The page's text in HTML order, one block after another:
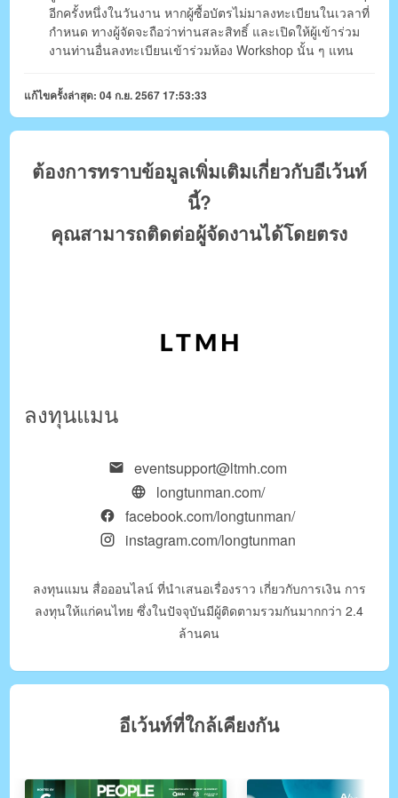
อีกครั้งหนึ่งในวันงาน หากผู้ซื้อบัตรไม่มาลงทะเบียนในเวลาที่
กำหนด ทางผู้จัดจะถือว่าท่านสละสิทธิ์ และเปิดให้ผู้เข้าร่วม
งานท่านอื่นลงทะเบียนเข้าร่วมห้อง Workshop นั้น ๆ แทน
แก้ไขครั้งล่าสุด: 04 ก.ย. 2567 17:53:33
ต้องการทราบข้อมูลเพิ่มเติมเกี่ยวกับอีเว้นท์
นี้?
คุณสามารถติดต่อผู้จัดงานได้โดยตรง
ลงทุนแมน
eventsupport@ltmh.com
longtunman.com/
facebook.com/longtunman/
instagram.com/longtunman
ลงทุนแมน สื่อออนไลน์ ที่นำเสนอเรื่องราว เกี่ยวกับการเงิน การ
ลงทุนให้แก่คนไทย ซึ่งในปัจจุบันมีผู้ติดตามรวมกันมากกว่า 2.4
ล้านคน
อีเว้นท์ที่ใกล้เคียงกัน